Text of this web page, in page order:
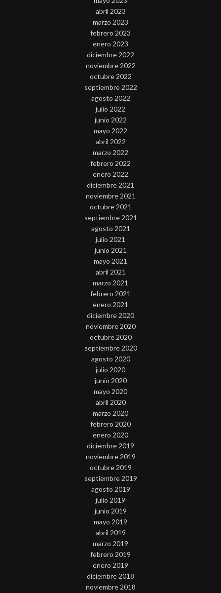
abril 2023
marzo 2023
febrero 2023
enero 2023
diciembre 2022
noviembre 2022
octubre 2022
septiembre 2022
agosto 2022
julio 2022
junio 2022
mayo 2022
abril 2022
marzo 2022
febrero 2022
enero 2022
diciembre 2021
noviembre 2021
octubre 2021
septiembre 2021
agosto 2021
julio 2021
junio 2021
mayo 2021
abril 2021
marzo 2021
febrero 2021
enero 2021
diciembre 2020
noviembre 2020
octubre 2020
septiembre 2020
agosto 2020
julio 2020
junio 2020
mayo 2020
abril 2020
marzo 2020
febrero 2020
enero 2020
diciembre 2019
noviembre 2019
octubre 2019
septiembre 2019
agosto 2019
julio 2019
junio 2019
mayo 2019
abril 2019
marzo 2019
febrero 2019
enero 2019
diciembre 2018
noviembre 2018